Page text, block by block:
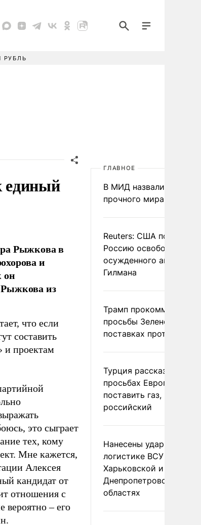
РУБЛЬ
единый
Рыжкова в
и
он
из
что если
составить
и проектам
это сыграет
тех, кому
Мне кажется,
Алексея
кандидат от
отношения с
вероятно – его
ГЛАВНОЕ
В МИД назвали условия
прочного мира на
Reuters: США
Россию освободить
осужденного
Гилмана
Трамп
просьбы Зеленского о
поставках
Турция рассказала о
просьбах Европы
поставить газ, но не
российский
Нанесены удары по
логистике ВСУ в
Харьковской и
Днепропетровской
областях